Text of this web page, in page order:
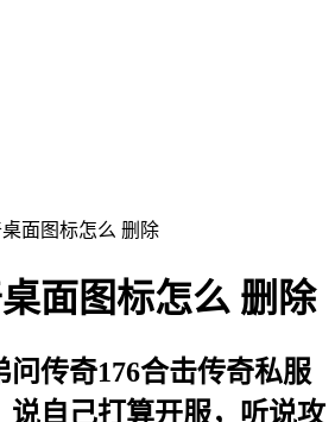
面图标怎么 删除
面图标怎么 删除
问传奇176合击传奇私服
说自己打算开服，听说攻